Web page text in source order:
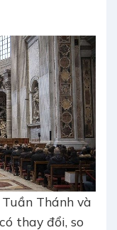
Thánh và
thay đổi, so